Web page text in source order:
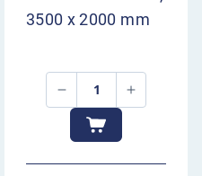
3500 x 2000 mm